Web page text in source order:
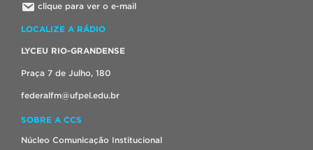
clique para ver o e-mail
LOCALIZE A RÁDIO
LYCEU RIO-GRANDENSE
Praça 7 de Julho, 180
federalfm@ufpel.edu.br
SOBRE A CCS
Núcleo Comunicação Institucional